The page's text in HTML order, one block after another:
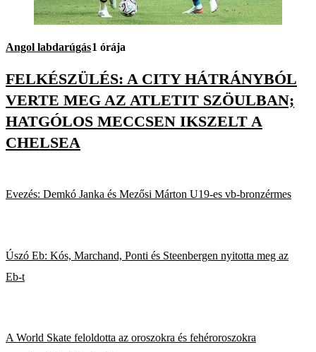
Angol labdarúgás1 órája
FELKÉSZÜLÉS: A CITY HÁTRÁNYBÓL
VERTE MEG AZ ATLETIT SZÖULBAN;
HATGÓLOS MECCSEN IKSZELT A
CHELSEA
Evezés: Demkó Janka és Mezősi Márton U19-es vb-bronzérmes
Úszó Eb: Kós, Marchand, Ponti és Steenbergen nyitotta meg az
Eb-t
A World Skate feloldotta az oroszokra és fehéroroszokra